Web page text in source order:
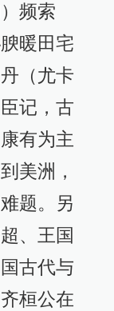
频索
暖田宅
（尤卡
记，古
有为主
美洲，
题。另
、王国
古代与
桓公在